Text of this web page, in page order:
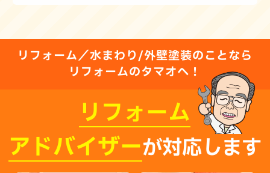
リフォーム／水まわり/外壁塗装のことなら
リフォームのタマオへ！
リフォーム
アドバイザーが対応します